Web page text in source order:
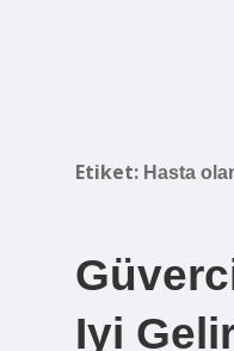
Etiket: Hasta
Iyi